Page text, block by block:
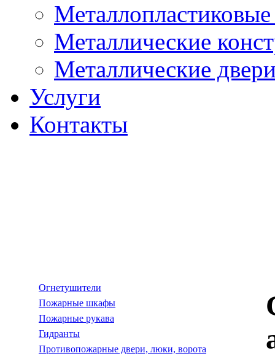
Металлические
Металлические
Услуги
Контакты
Огнетушители
Пожарные шкафы
Пожарные рукава
Гидранты
Противопожарные двери, люки, ворота